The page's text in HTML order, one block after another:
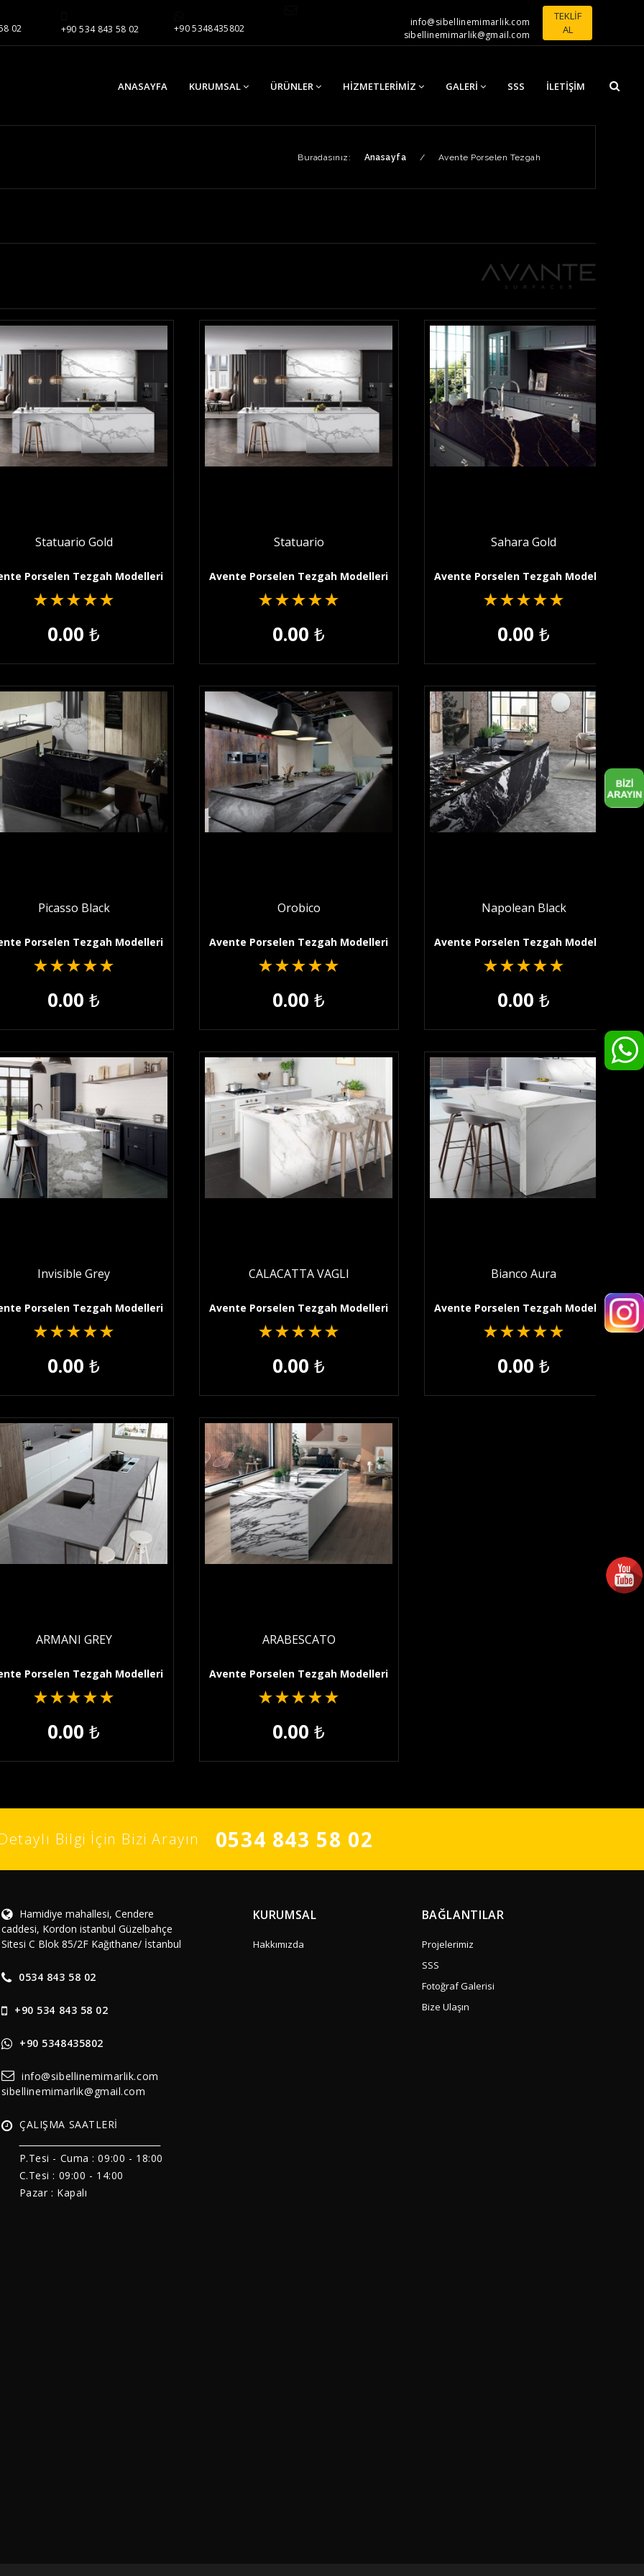
02 +90 534 843 58 02 +90 5348435802
info@sibellinemimarlik.com
sibellinemimarlik@gmail.com
TEKLİF
AL
ANASAYFA KURUMSAL ÜRÜNLER HIZMETLERIMIZ GALERI SSS İLETIŞIM
Buradasınız: Anasayfa / Avente Porselen Tezgah
Statuario Gold
Porselen Tezgah Modelleri
★★★★★
0.00₺
Statuario
Avente Porselen Tezgah Modelleri
★★★★★
0.00₺
Sahara Gold
Avente Porselen Tezgah Modelleri
★★★★★
0.00₺
Picasso Black
Porselen Tezgah Modelleri
★★★★★
0.00₺
Orobico
Avente Porselen Tezgah Modelleri
★★★★★
0.00₺
Napolean Black
Avente Porselen Tezgah Modelleri
★★★★★
0.00₺
Invisible Grey
Porselen Tezgah Modelleri
★★★★★
0.00₺
CALACATTA VAGLI
Avente Porselen Tezgah Modelleri
★★★★★
0.00₺
Bianco Aura
Avente Porselen Tezgah Modelleri
★★★★★
0.00₺
ARMANI GREY
Porselen Tezgah Modelleri
★★★★★
0.00₺
ARABESCATO
Avente Porselen Tezgah Modelleri
★★★★★
0.00₺
Bilgi İçin Bizi Arayın 0534 843 58 02
Hamidiye mahallesi, Cendere
caddesi, Kordon istanbul Güzelbahçe
Sitesi C Blok 85/2F Kağıthane/ İstanbul
0534 843 58 02
+90 534 843 58 02
+90 5348435802
info@sibellinemimarlik.com
sibellinemimarlik@gmail.com
ÇALIŞMA SAATLERİ
P.Tesi - Cuma : 09:00 - 18:00
C.Tesi : 09:00 - 14:00
Pazar : Kapalı
KURUMSAL
Hakkımızda
BAĞLANTILAR
Projelerimiz
SSS
Fotoğraf Galerisi
Bize Ulaşın